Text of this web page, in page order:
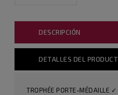
DESCRIPCIÓN
DETALLES DEL
TROPHÉE PORTE-MÉDAILLE